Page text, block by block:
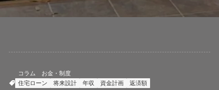
コラム
お金・制度
住宅ローン
将来設計 年収 資金計画 返済額